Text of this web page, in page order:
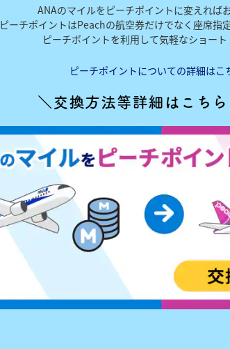
ANAのマイルをピーチポイントに変えれば
ピーチポイントはPeachの航空券だけでなく座席指
ピーチポイントを利用して気軽なショート
ピーチポイントについての詳細はこ